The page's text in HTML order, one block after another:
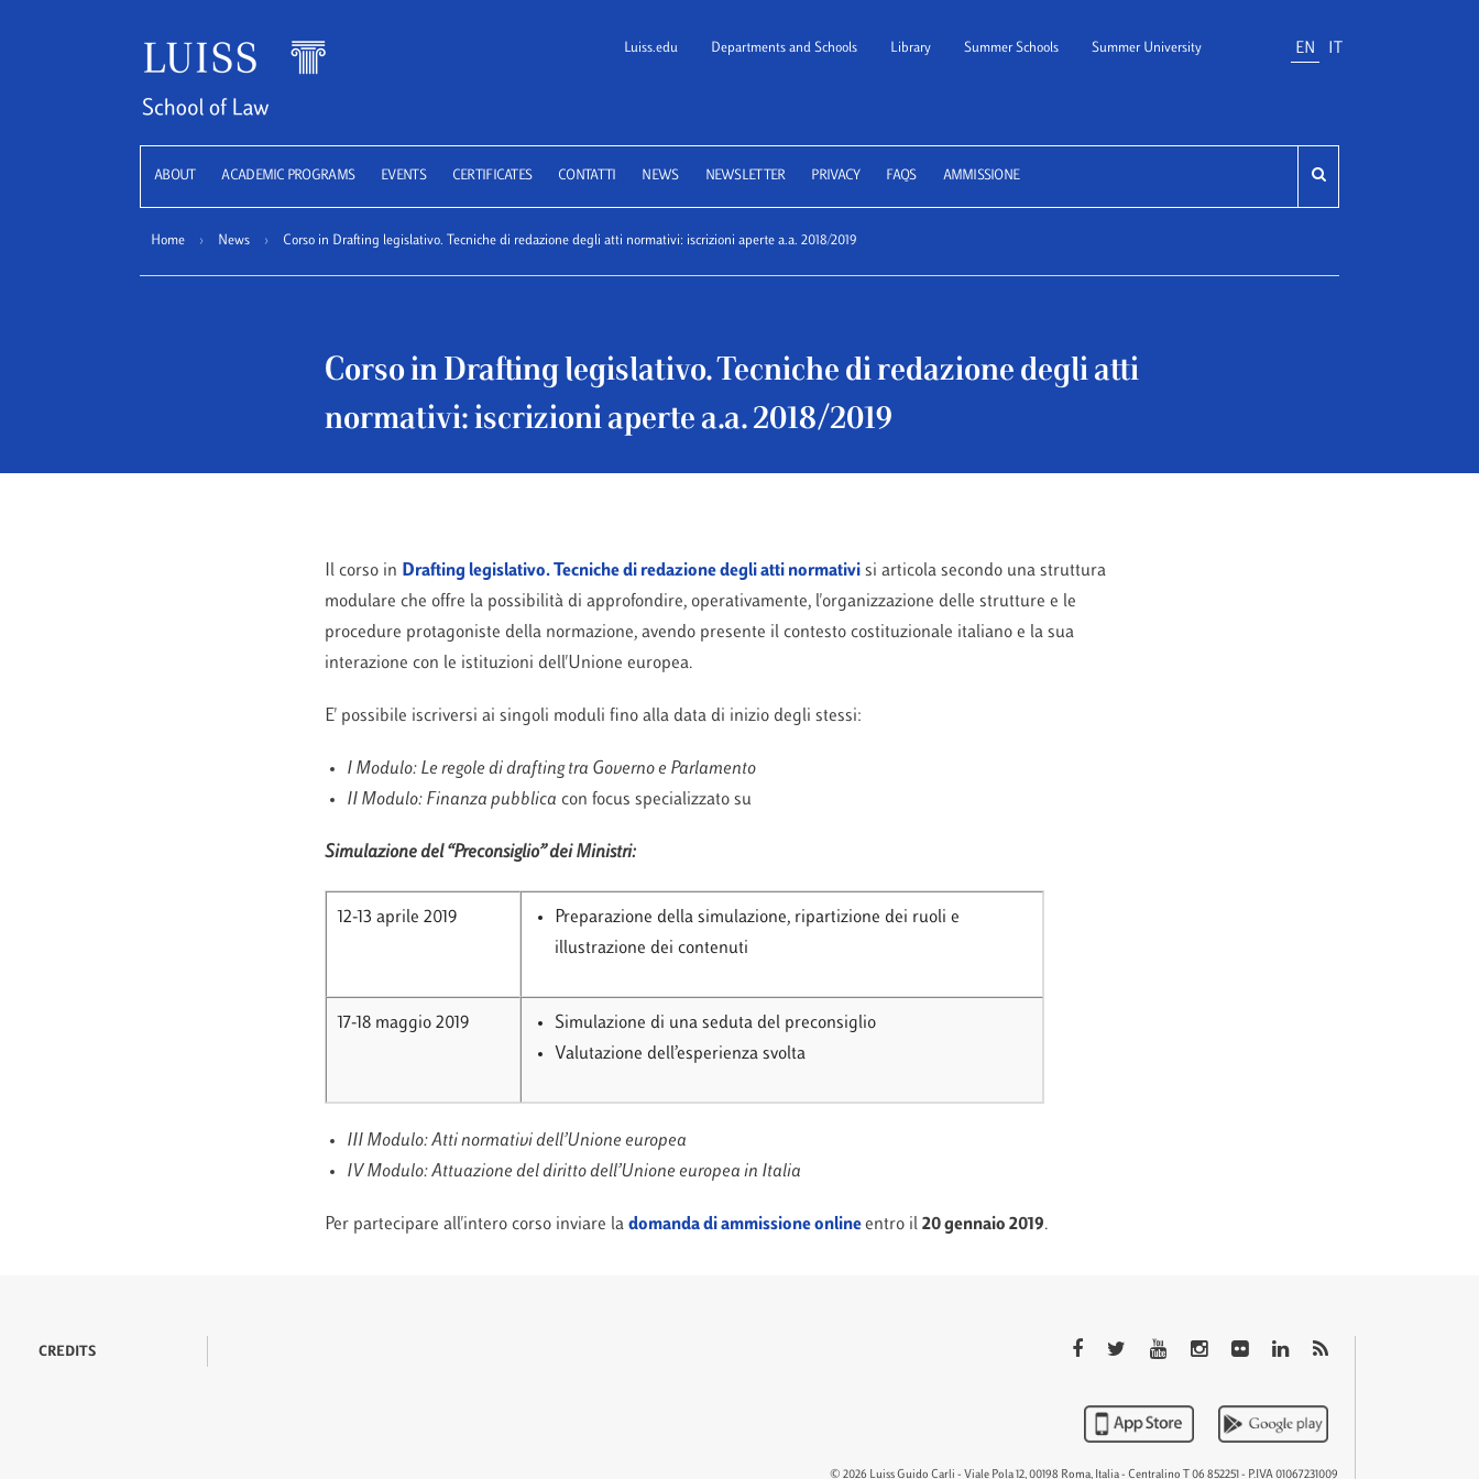
LUISS School of Law
Luiss.edu Departments and Schools Library Summer Schools Summer University EN
ABOUT ACADEMIC PROGRAMS EVENTS CERTIFICATES CONTATTI NEWS NEWSLETTER PRIVACY FAQS AMMISSIONE
Home › News › Corso in Drafting legislativo. Tecniche di redazione degli atti normativi: iscrizioni aperte a.a. 2018/2019
Corso in Drafting legislativo. Tecniche di redazione degli atti
normativi: iscrizioni aperte a.a. 2018/2019
Il corso in Drafting legislativo. Tecniche di redazione degli atti normativisi articola secondo una struttura
modulare che offre la possibilità di approfondire, operativamente, l'organizzazione delle strutture e le
procedure protagoniste della normazione, avendo presente il contesto costituzionale italiano e la sua
interazione con le istituzioni dell'Unione europea.
E' possibile iscriversi ai singoli moduli fino alla data di inizio degli stessi:
I Modulo: Le regole di drafting tra Governo e Parlamento
II Modulo: Finanza pubblica con focus specializzato su
Simulazione del “Preconsiglio” dei Ministri:
12-13 aprile 2019
Preparazione della simulazione, ripartizione dei ruoli e
illustrazione dei contenuti
17-18 maggio 2019
Simulazione di una seduta del preconsiglio
Valutazione dell’esperienza svolta
III Modulo: Atti normativi dell’Unione europea
IV Modulo: Attuazione del diritto dell’Unione europea in Italia
Per partecipare all'intero corso inviare la domanda di ammissione onlineentro il 20 gennaio 2019.
CREDITS
© 2026 Luiss Guido Carli - Viale Pola 12, 00198 Roma, Italia - Centralino T 06 852251 - P.IVA 01067231009